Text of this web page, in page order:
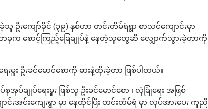
းကျော်ခိုင် (၃၉) နှစ်ဟာ တင်းတိမ်ရံရွာ စာသင်ကျောင်းမှာ
င်တခုက စောင့်ကြည့်ခြေချုပ်နဲ့ နေတဲ့သူတွေဆီ လျှောက်သွားခဲ့တာကို
မှူး ဦးခင်မောင်စောကို ဓားနဲ့ထိုးခဲ့တာ ဖြစ်ပါတယ်။
ပ်ချုပ်ရေးမှူး ဖြစ်သူ ဦးခင်မောင်စော ၊ လုံခြုံရေး အဖြစ်
င်းအင်းကျေးရွာ မှာ နေထိုင်ပြီး တင်းတိမ်ရံ မှာ လုပ်အားပေး ကူညီ